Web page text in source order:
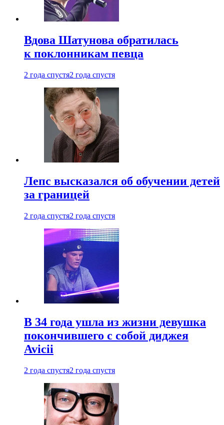
Вдова Шатунова обратилась
к поклонникам певца
2 года спустя2 года спустя
Лепс высказался об обучении детей
за границей
2 года спустя2 года спустя
В 34 года ушла из жизни девушка
покончившего с собой диджея
Avicii
2 года спустя2 года спустя